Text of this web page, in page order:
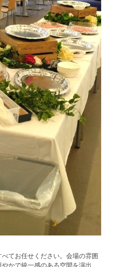
てお任せください。会場の雰囲
かで統一感のある空間を演出